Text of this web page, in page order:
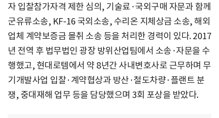
자 입찰참가자격 제한 심의, 기술료·국외구매 자문과 함께
군유류소송, KF-16 국외소송, 수리온 지체상금 소송, 해외
업체 계약보증금 몰취 소송 등을 처리한 경력이 있다. 2017
년 전역 후 법무법인 광장 방위산업팀에서 소송·자문을 수
행했고, 현대로템에서 약 8년간 사내변호사로 근무하며 무
기개발사업 입찰·계약협상과 방산·철도차량·플랜트 분
쟁, 중대재해 업무 등을 담당했으며 3회 포상을 받았다.